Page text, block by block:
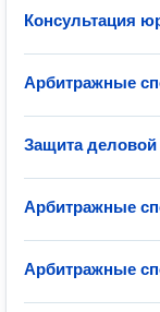
Консультация
Арбитражные
Защита деловой
Арбитражные
Арбитражные